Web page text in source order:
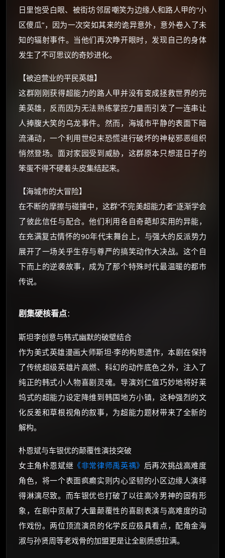
日里饱受白眼、被街坊邻居嘲笑为边缘人和路人甲的“小
区傻瓜”，因为一次突如其来的诡异意外，意外卷入了未
知的辐射事件。当他们再次睁开眼时，发现自己的身体
发生了不可思议的奇妙进化。
【被迫营业的平民英雄】
这群刚刚获得超能力的路人甲并没有变成拯救世界的完
美英雄，反而因为无法熟练掌控力量而引发了一连串让
人捧腹大笑的乌龙事件。然而，海城市平静的表面下暗
流涌动，一个利用世纪末恐慌进行破坏的神秘邪恶组织
悄然登场。面对家园受到威胁，这群原本只想混日子的
笨蛋不得不硬着头皮集结起来。
【海城市的大冒险】
在不断的摩擦与碰撞中，这群“不完美超能力者”逐渐学会
了彼此信任与配合。他们利用各自奇葩却实用的异能，
在充满复古情怀的90年代末舞台上，与强大的反派势力
展开了一场关乎生存与尊严的搞笑动作大决战。这个自
下而上的逆袭故事，成为了那个特殊时代最温暖的都市
传说。
剧集硬核看点：
斯坦李创意与韩式幽默的破壁结合
作为美式英雄漫画大师斯坦·李的构思遗作，本剧在保持
了传统超级英雄片高燃、科幻的动作底色之外，注入了
纯正的韩式小人物喜剧灵魂。导演刘仁值巧妙地将好莱
坞式的超能力设定降维到韩国地方小镇，这种强烈的文
化反差和草根视角的叙事，为超能力题材带来了全新的
解构。
朴恩斌与车银优的颠覆性演技突破
女主角朴恩斌继 《非常律师禹英禑》 后再次挑战高难度
角色，将一个表面疯癫实则内心坚韧的小区边缘人演绎
得淋漓尽致。而车银优也打破了以往高冷男神的固有形
象，在剧中贡献了大量颠覆性的喜剧表演与高难度的动
作戏份。两位顶流演员的化学反应极具看点，配角金海
淑与孙贤周等老戏骨的加盟更是让全剧质感拉满。
朋友们辛苦了 💦
你需要的各种会员，都可低价购买！
如夸克12个月送14天 最低75元！
价格有浮动，请直接搜索查最低价！
还有支付宝现金红包、外卖红包、
优惠券、活动红包，每日可领。
⚡ 前往【大淘客】领红包